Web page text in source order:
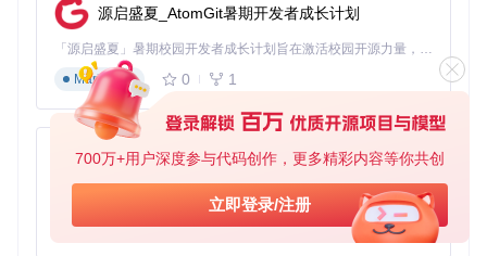
700万+用户深度参与代码创作，更多精彩内容等你共创
立即登录/注册
技术难点突破：处理大文件上传时，建议使用分块上传API
（Multipart Upload），并实现断点续传机制。以下是使用bot
o3 SDK实现分块上传的关键代码：
import
from
botocore.exceptions import ClientError
upload_large_file ( bucket_name, file_path,
if object_name is None:
        object_name = file_path
源启盛夏_AtomGit暑期开发者成长计划
「源启盛夏」暑期校园开发者成长计划旨在激活校园开源力量，通过积分激励、认证扶持、资源倾斜等形式，引导高校组织和开发者完成「入驻 — 建项目 — 做贡献 — 获认证 — 得资源」的完整闭环。无论你是想带领社团入驻平台的组织者，还是希望用代码贡献证明自己的开发者，都能在这里找到属于你的成长路径。
Markdown
0 1
py-xiaozhi
基于Python的Xiaozhi AI，适用于想要完整Xiaozhi体验而无需拥有专用硬件的用户。
Python
0 1